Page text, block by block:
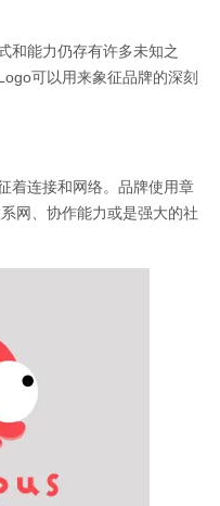
和能力仍存有许多未知之
可以用来象征品牌的深刻
着连接和网络。品牌使用章
网、协作能力或是强大的社